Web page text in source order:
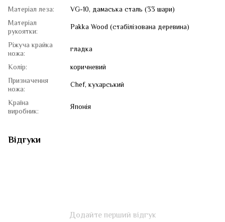
Матеріал леза:
VG-10, дамаська сталь (33 шари)
Матеріал
рукоятки:
Pakka Wood (стабілізована деревина)
Ріжуча крайка
ножа:
гладка
Колір:
коричневий
Призначення
ножа:
Chef, кухарський
Країна
виробник:
Японія
Відгуки
Додайте перший відгук